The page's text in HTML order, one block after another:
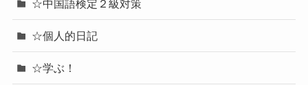
☆中国語検定２級対策
☆個人的日記
☆学ぶ！